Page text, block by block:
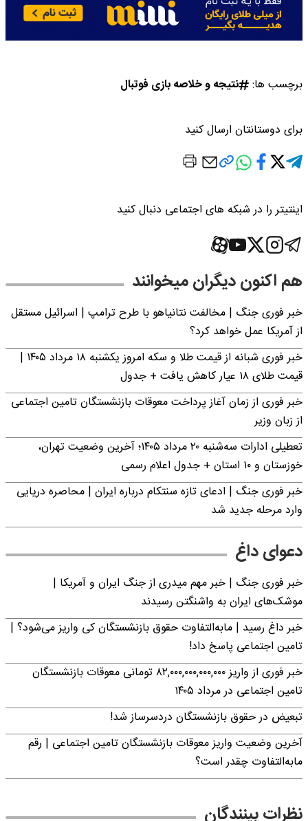
برچسب ها: نتیجه و خلاصه بازی فوتبال
برای دوستانتان ارسال کنید
اینتیتر را در شبکه های اجتماعی دنبال کنید
هم اکنون دیگران میخوانند
خبر فوری جنگ | مخالفت نتانیاهو با طرح ترامپ | اسرائیل مستقل
از آمریکا عمل خواهد کرد؟
خبر فوری شبانه از قیمت طلا و سکه امروز یکشنبه ۱۸ مرداد ۱۴۰۵ |
قیمت طلای ۱۸ عیار کاهش یافت + جدول
خبر فوری از زمان آغاز پرداخت معوقات بازنشستگان تامین اجتماعی
از زبان وزیر
تعطیلی ادارات سه‌شنبه ۲۰ مرداد ۱۴۰۵؛ آخرین وضعیت تهران،
خوزستان و ۱۰ استان + جدول اعلام رسمی
خبر فوری جنگ | ادعای تازه سنتکام درباره ایران | محاصره دریایی
وارد مرحله جدید شد
دعوای داغ
خبر فوری جنگ | خبر مهم میدری از جنگ ایران و آمریکا |
موشک‌های ایران به واشنگتن رسیدند
خبر داغ رسید | مابه‌التفاوت حقوق بازنشستگان کی واریز می‌شود؟ |
تامین اجتماعی پاسخ داد!
خبر فوری از واریز ۸۲,۰۰۰,۰۰۰,۰۰۰,۰۰۰ تومانی معوقات بازنشستگان
تامین اجتماعی در مرداد ۱۴۰۵
تبعیض در حقوق بازنشستگان دردسرساز شد!
آخرین وضعیت واریز معوقات بازنشستگان تامین اجتماعی | رقم
مابه‌التفاوت چقدر است؟
نظرات بینندگان